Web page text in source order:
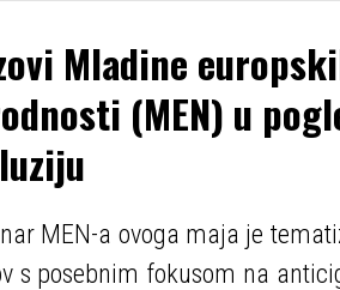
Mladine
(MEN) u
MEN-a ovoga maja je
s posebnim fokusom na